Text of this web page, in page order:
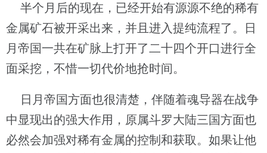
半个月后的现在，已经开始有源源不绝的稀有
金属矿石被开采出来，并且进入提纯流程了。日
月帝国一共在矿脉上打开了二十四个开口进行全
面采挖，不惜一切代价地抢时间。
日月帝国方面也很清楚，伴随着魂导器在战争
中显现出的强大作用，原属斗罗大陆三国方面也
必然会加强对稀有金属的控制和获取。如果让他